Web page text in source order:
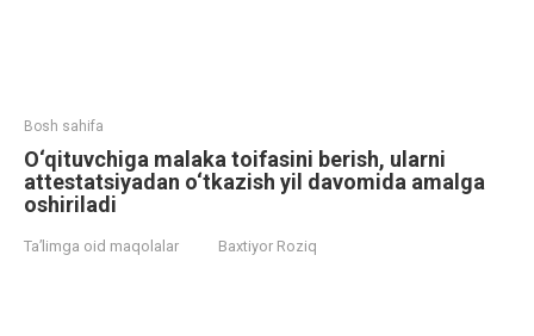
Bosh sahifa
O‘qituvchiga malaka toifasini berish, ularni
attestatsiyadan o‘tkazish yil davomida amalga
oshiriladi
Ta’limga oid maqolalar Baxtiyor Roziq